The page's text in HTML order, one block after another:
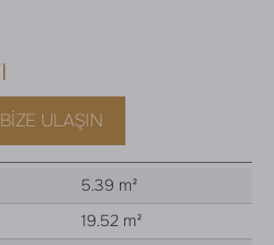
ULAŞIN
5.39 m²
19.52 m²